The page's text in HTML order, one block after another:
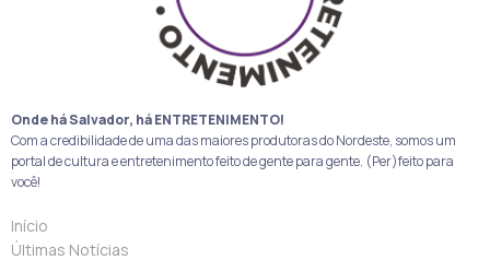
Onde há Salvador, há ENTRETENIMENTO!
Com a credibilidade de uma das maiores produtoras do Nordeste, somos um
portal de cultura e entretenimento feito de gente para gente. (Per)feito para
você!
Início
Últimas Notícias